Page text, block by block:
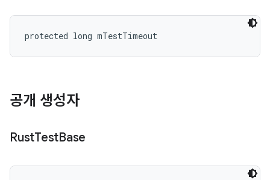
protected long mTestTimeout
공개 생성자
RustTestBase